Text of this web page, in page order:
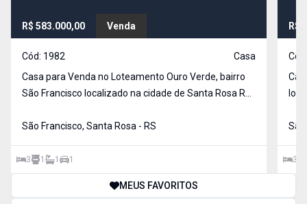
R$ 583.000,00 Venda
Cód: 1982
Casa
Casa para Venda no Loteamento Ouro Verde, bairro
São Francisco localizado na cidade de Santa Rosa RS.
São Francisco, Santa Rosa - RS
3 1 1 1
R$
São
3
MEUS FAVORITOS